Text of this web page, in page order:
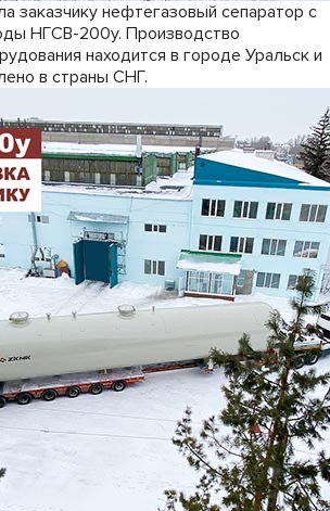
заказчику нефтегазовый сепаратор с
НГСВ-200у. Производство
находится в городе Уральск и
в страны СНГ.